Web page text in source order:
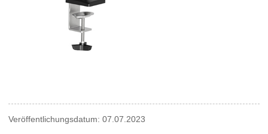
Veröffentlichungsdatum: 07.07.2023